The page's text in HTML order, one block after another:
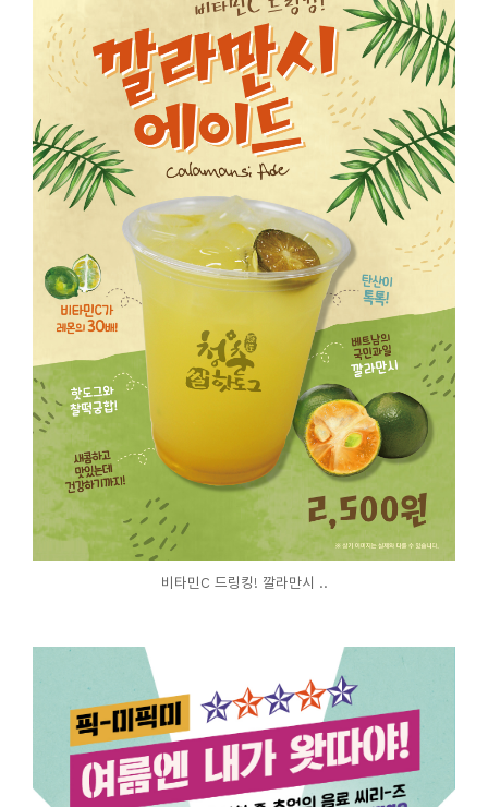
비타민C 드링킹! 깔라만시 ..